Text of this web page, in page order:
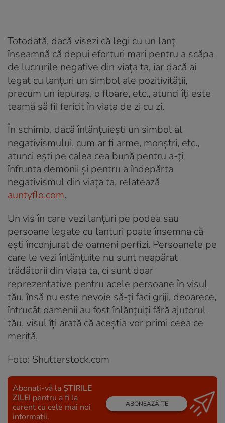
Totodată, dacă visezi că legi cu un lanț
înseamnă că depui eforturi mari pentru a scăpa
de lucrurile negative din viața ta, iar dacă ai
legat cu lanțuri un simbol ale pozitivității,
precum un iepuraș, o floare, etc., atunci îți este
teamă să fii fericit în viața de zi cu zi.
În schimb, dacă înlănțuiești un simbol al
negativismului, cum ar fi arme, monștri, etc.,
atunci ești pe calea cea bună pentru a-ți
înfrunta demonii și pentru a îndepărta
negativismul din viața ta, relatează
auntyflo.com.
Un vis în care vezi lanțuri pe podea sau
persoane legate cu lanțuri poate însemna că
ești înconjurat de oameni perfizi. Persoanele pe
care le vezi înlănțuite nu sunt neapărat
trădătorii din viața ta, ci sunt doar
reprezentative pentru acele persoane în visul
tău, însă nu este nevoie să-ți faci griji, deoarece,
întrucât oamenii au fost înlănțuiți fără ajutorul
tău, visul îți arată că aceștia vor primi ceea ce
merită.
Foto: Shutterstock.com
Abonați-vă la ȘTIRILE
ZILEI pentru a fi la
curent cu cele mai noi
informații.
ABONEAZĂ-TE